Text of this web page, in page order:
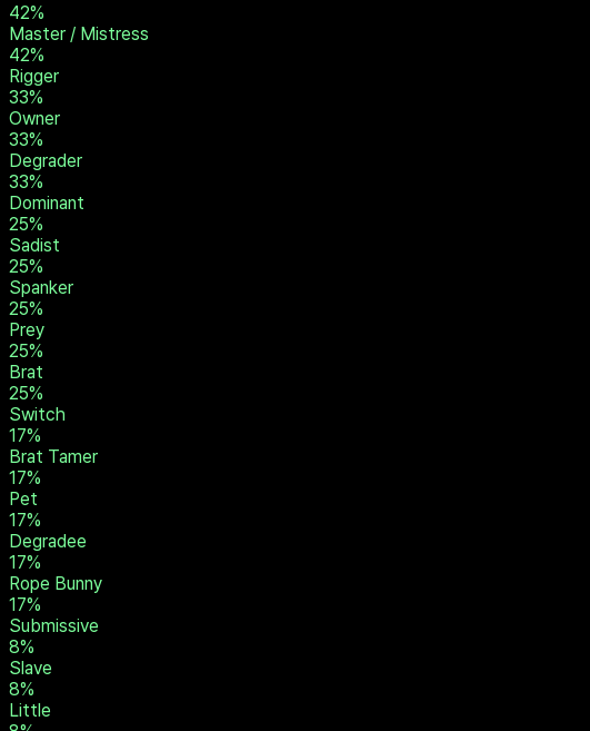
Age
궁금 님은 Dominant 성향 일 확률이 높습니다.
도미넌트는 관계와 플레이에서 주도권을 쥐는 성향입니다. 상대방에게 명령하고
궁금 님의 성향 분석표
83%
Dominant
50%
Humiliator
42%
Master / Mistress
42%
Rigger
33%
Owner
33%
Degrader
33%
Dominant
25%
Sadist
25%
Spanker
25%
Prey
25%
Brat
25%
Switch
17%
Brat Tamer
17%
Pet
17%
Degradee